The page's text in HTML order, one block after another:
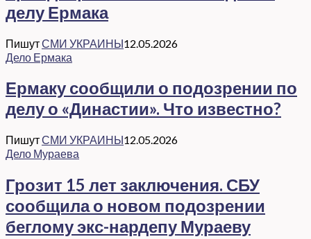
делу Ермака
ПишутСМИ УКРАИНЫ12.05.2026
Дело Ермака
Ермаку сообщили о подозрении по
делу о «Династии». Что известно?
ПишутСМИ УКРАИНЫ12.05.2026
Дело Мураева
Грозит 15 лет заключения. СБУ
сообщила о новом подозрении
беглому экс-нардепу Мураеву